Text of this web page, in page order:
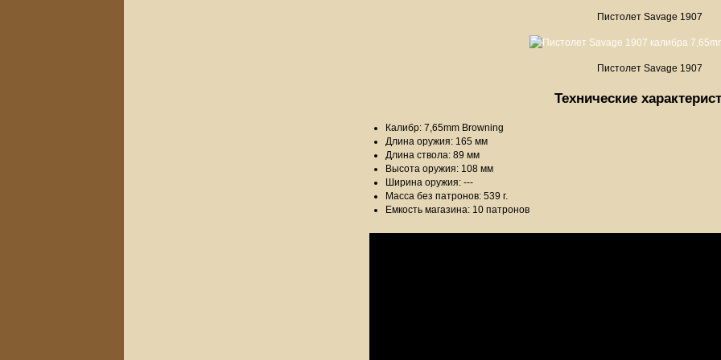
Пистолет Savage 1907
Пистолет Savage 1907
Технические
Калибр: 7,65mm Browning
Длина оружия: 165 мм
Длина ствола: 89 мм
Высота оружия: 108 мм
Ширина оружия: ---
Масса без патронов: 539 г.
Емкость магазина: 10 патронов